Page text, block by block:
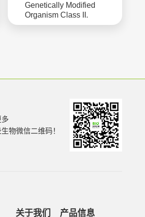
Genetically Modified
Organism Class II.
物微信二维码！
关于我们 产品信息